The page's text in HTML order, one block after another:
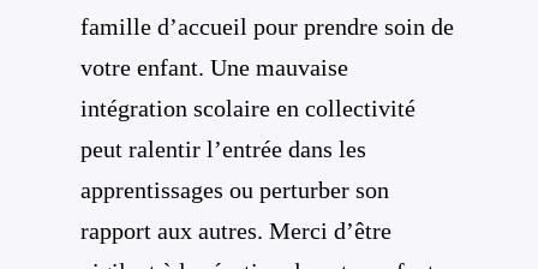
famille d’accueil pour prendre soin de
votre enfant. Une mauvaise
intégration scolaire en collectivité
peut ralentir l’entrée dans les
apprentissages ou perturber son
rapport aux autres. Merci d’être